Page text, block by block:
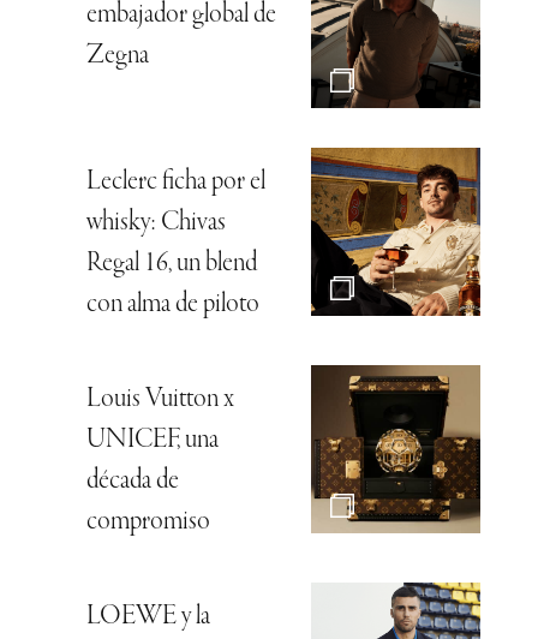
embajador global de
Zegna
Leclerc ficha por el
whisky: Chivas
Regal 16, un blend
con alma de piloto
Louis Vuitton x
UNICEF, una
década de
compromiso
LOEWE y la